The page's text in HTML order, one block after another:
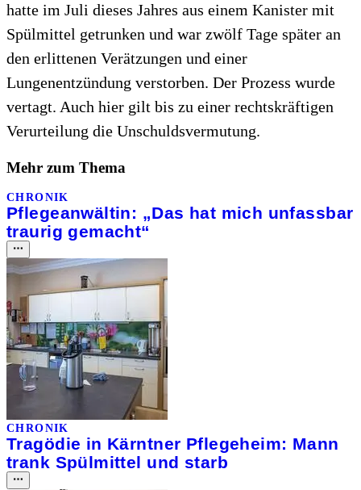
hatte im Juli dieses Jahres aus einem Kanister mit
Spülmittel getrunken und war zwölf Tage später an
den erlittenen Verätzungen und einer
Lungenentzündung verstorben. Der Prozess wurde
vertagt. Auch hier gilt bis zu einer rechtskräftigen
Verurteilung die Unschuldsvermutung.
Mehr zum Thema
CHRONIK
Pflegeanwältin: „Das hat mich unfassbar
traurig gemacht“
CHRONIK
Tragödie in Kärntner Pflegeheim: Mann
trank Spülmittel und starb